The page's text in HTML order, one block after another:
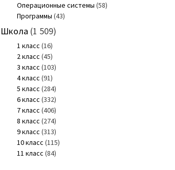
Операционные системы (58)
Программы (43)
Школа (1 509)
1 класс (16)
2 класс (45)
3 класс (103)
4 класс (91)
5 класс (284)
6 класс (332)
7 класс (406)
8 класс (274)
9 класс (313)
10 класс (115)
11 класс (84)